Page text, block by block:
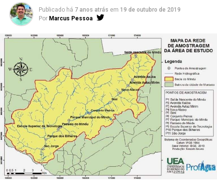
Publicado há 7 anos atrás em 19 de outubro de 2019
Por Marcus Pessoa